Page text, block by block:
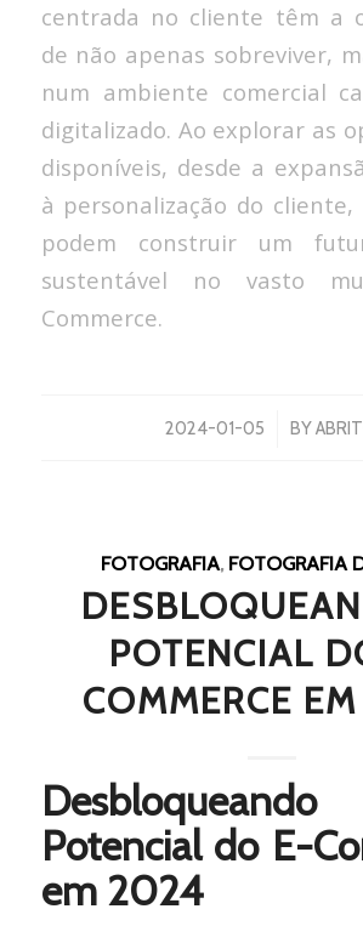
centrada no cliente têm a
de não apenas sobreviver,
num ambiente comercial
digitalizado. Ao explorar as
disponíveis, desde a
à personalização do cliente,
podem construir um
sustentável no vasto
Commerce.
2024-01-05
/ BY
FOTOGRAFIA, FOTOGRAFIA
POTENCIAL
COMMERCE
Potencial do E-
em 2024